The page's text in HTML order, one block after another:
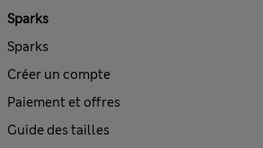
Sparks
Sparks
Créer un compte
Paiement et offres
Guide des tailles